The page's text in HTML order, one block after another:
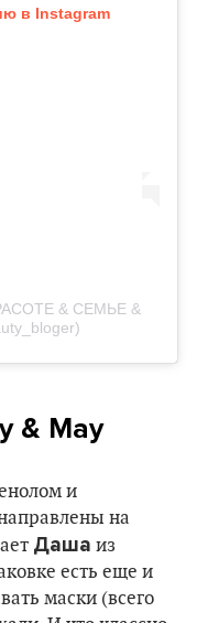
в Instagram
& СЕМЬЕ &
& May
и
на
Даша из
есть еще и
маски (всего